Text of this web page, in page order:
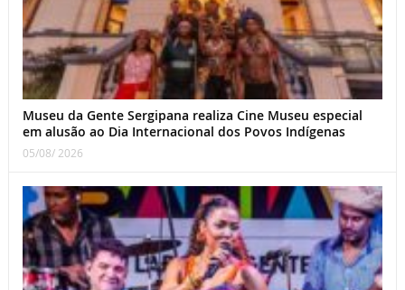
Museu da Gente Sergipana realiza Cine Museu especial
em alusão ao Dia Internacional dos Povos Indígenas
05/08/ 2026